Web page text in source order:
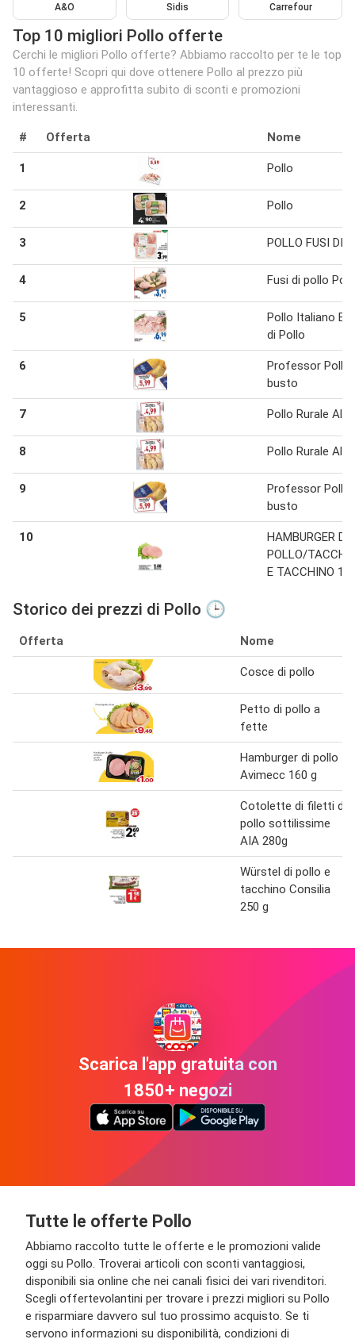
A&O Sidis Carrefour
Top 10 migliori Pollo offerte
Cerchi le migliori Pollo offerte? Abbiamo raccolto per te le top
10 offerte! Scopri qui dove ottenere Pollo al prezzo più
vantaggioso e approfitta subito di sconti e promozioni
interessanti.
# Offerta Nome
1 Pollo
2 Pollo
3 POLLO FUSI DI
4 Fusi di pollo
5
Pollo Italiano
di Pollo
6
Professor Pollo
busto
7 Pollo Rurale
8 Pollo Rurale
9
Professor Pollo
busto
10
HAMBURGER DI
POLLO/
E TACCHINO
Storico dei prezzi di Pollo 🕒
Offerta Nome
Cosce di pollo
Petto di pollo a
fette
Hamburger di pollo
Avimecc 160 g
Cotolette di filetti di
pollo sottilissime
AIA 280g
Würstel di pollo e
tacchino Consilia
250 g
Scarica l'app gratuita con
1850+ negozi
Tutte le offerte Pollo
Abbiamo raccolto tutte le offerte e le promozioni valide
oggi su Pollo. Troverai articoli con sconti vantaggiosi,
disponibili sia online che nei canali fisici dei vari rivenditori.
Scegli offertevolantini per trovare i prezzi migliori su Pollo
e risparmiare davvero sul tuo prossimo acquisto. Se ti
servono informazioni su disponibilità, condizioni di